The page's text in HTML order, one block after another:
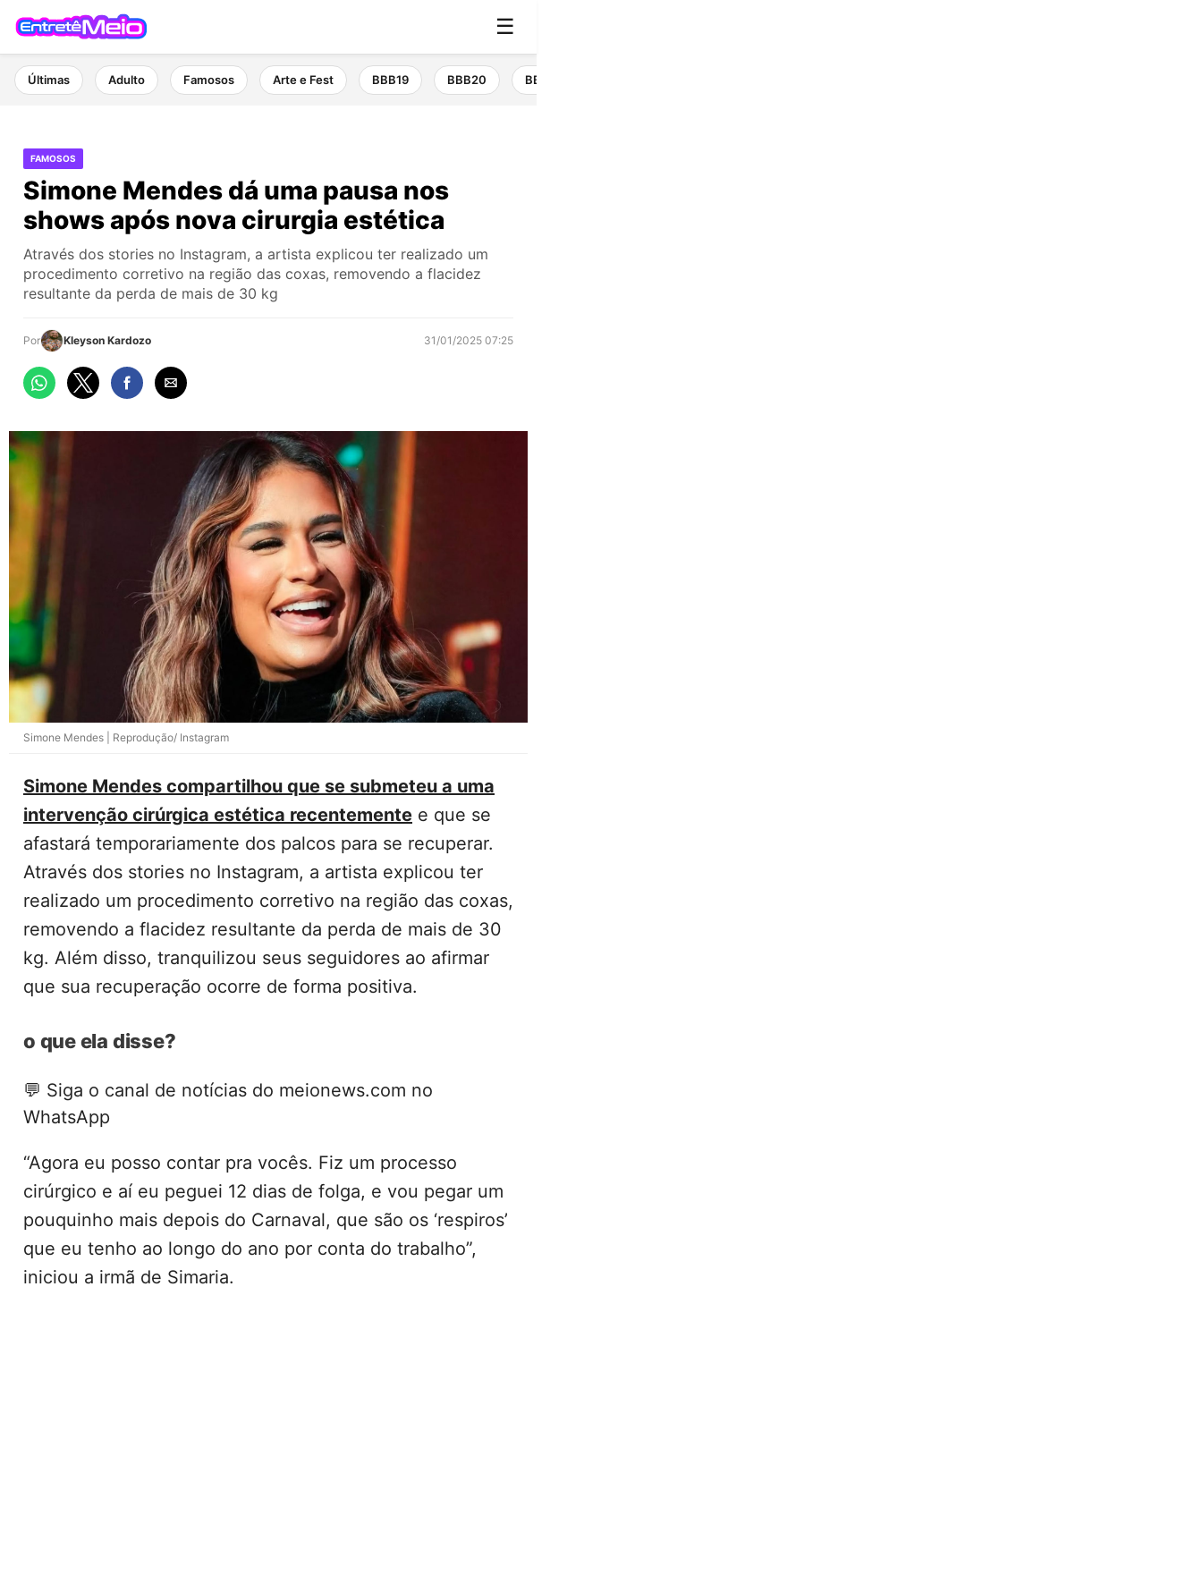
☰
Últimas Adulto Famosos Arte e Fest BBB19 BBB20 BBB21
FAMOSOS
Simone Mendes dá uma pausa nos
shows após nova cirurgia estética
Através dos stories no Instagram, a artista explicou ter realizado um
procedimento corretivo na região das coxas, removendo a flacidez
resultante da perda de mais de 30 kg
Por Kleyson Kardozo 31/01/2025 07:25
Simone Mendes | Reprodução/ Instagram
Simone Mendes compartilhou que se submeteu a uma
intervenção cirúrgica estética recentemente e que se
afastará temporariamente dos palcos para se recuperar.
Através dos stories no Instagram, a artista explicou ter
realizado um procedimento corretivo na região das coxas,
removendo a flacidez resultante da perda de mais de 30
kg. Além disso, tranquilizou seus seguidores ao afirmar
que sua recuperação ocorre de forma positiva.
o que ela disse?
💬 Siga o canal de notícias do meionews.com no
WhatsApp
“Agora eu posso contar pra vocês. Fiz um processo
cirúrgico e aí eu peguei 12 dias de folga, e vou pegar um
pouquinho mais depois do Carnaval, que são os ‘respiros’
que eu tenho ao longo do ano por conta do trabalho”,
iniciou a irmã de Simaria.